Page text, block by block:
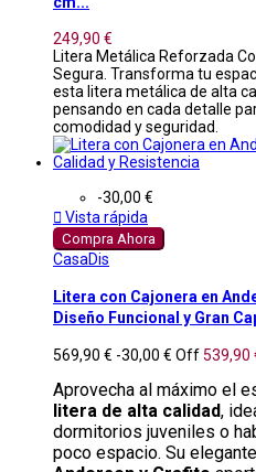
249,90 €
Litera Metálica Reforzada
Segura. Transforma tu
esta litera metálica de alta
pensando en cada detalle
comodidad y seguridad.
-30,00 €
 Vista rápida
Compra Ahora
CasaDis
Litera con Cajonera en
Diseño Funcional y Gran
569,90 € -30,00 € Off539,90
Aprovecha al máximo el
litera de alta calidad,
dormitorios juveniles o
poco espacio. Su